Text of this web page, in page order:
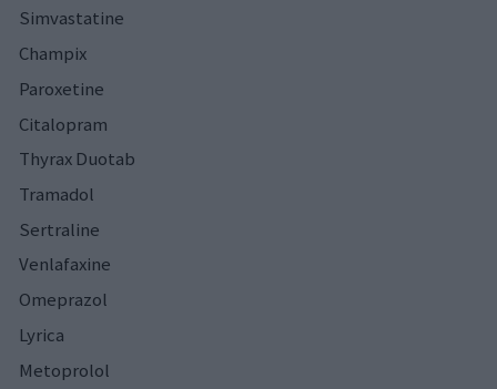
Simvastatine
Champix
Paroxetine
Citalopram
Thyrax Duotab
Tramadol
Sertraline
Venlafaxine
Omeprazol
Lyrica
Metoprolol